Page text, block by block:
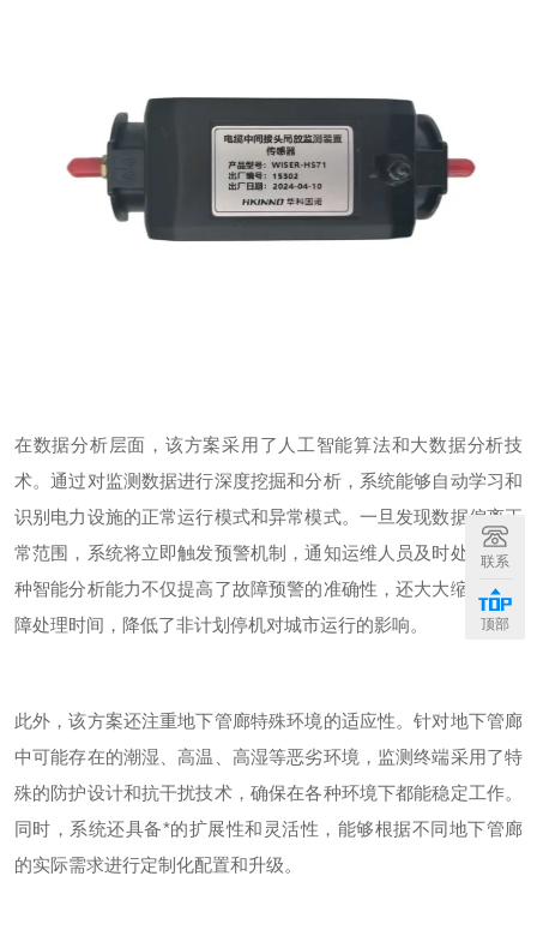
在数据分析层面，该方案采用了人工智能算法和大数据分析技
术。通过对监测数据进行深度挖掘和分析，系统能够自动学习和
识别电力设施的正常运行模式和异常模式。一旦发现数据偏离正
常范围，系统将立即触发预警机制，通知运维人员及时处理。这
种智能分析能力不仅提高了故障预警的准确性，还大大缩短了故
障处理时间，降低了非计划停机对城市运行的影响。
此外，该方案还注重地下管廊特殊环境的适应性。针对地下管廊
中可能存在的潮湿、高温、高湿等恶劣环境，监测终端采用了特
殊的防护设计和抗干扰技术，确保在各种环境下都能稳定工作。
同时，系统还具备*的扩展性和灵活性，能够根据不同地下管廊
的实际需求进行定制化配置和升级。
联系
顶部